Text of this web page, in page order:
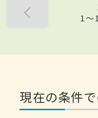
1〜
現在の条件